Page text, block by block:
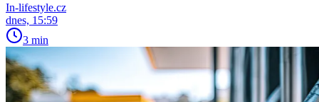
In-lifestyle.cz
dnes, 15:59
3 min